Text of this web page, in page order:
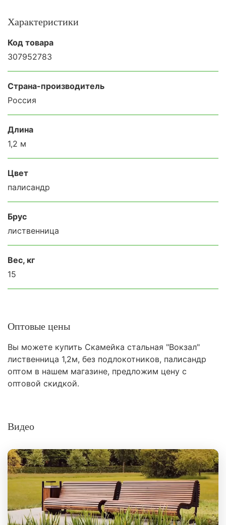
Характеристики
Код товара
307952783
Страна-производитель
Россия
Длина
1,2 м
Цвет
палисандр
Брус
лиственница
Вес, кг
15
Оптовые цены
Вы можете купить Скамейка стальная "Вокзал"
лиственница 1,2м, без подлокотников, палисандр
оптом в нашем магазине, предложим цену с
оптовой скидкой.
Видео